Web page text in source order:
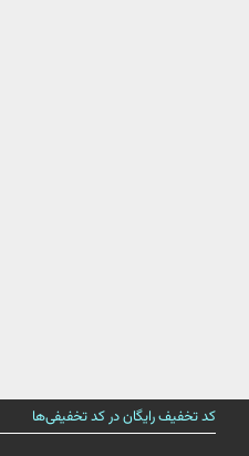
کد تخفیف رایگان در کد تخفیفی‌ها